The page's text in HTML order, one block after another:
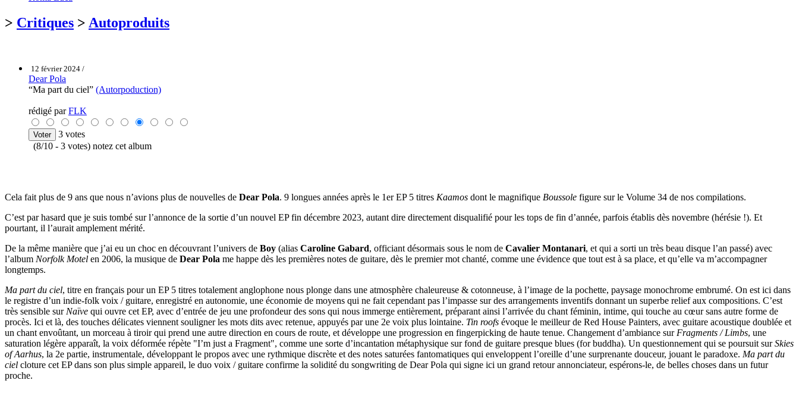
> Critiques > Autoproduits
12 février 2024 /
Dear Pola
“Ma part du ciel” (Autorpoduction)
rédigé parFLK
3 votes
(8/10 - 3 votes) notez cet album
Cela fait plus de 9 ans que nous n’avions plus de nouvelles de Dear Pola. 9 longues années après le 1er EP 5 titres Kaamos dont le magnifique Boussole figure sur le Volume 34 de nos compilations.
C’est par hasard que je suis tombé sur l’annonce de la sortie d’un nouvel EP fin décembre 2023, autant dire directement disqualifié pour les tops de fin d’année, parfois établis dès novembre (hérésie !). Et
pourtant, il l’aurait amplement mérité.
De la même manière que j’ai eu un choc en découvrant l’univers de Boy (alias Caroline Gabard, officiant désormais sous le nom de Cavalier Montanari, et qui a sorti un très beau disque l’an passé) avec
l’album Norfolk Motel en 2006, la musique de Dear Pola me happe dès les premières notes de guitare, dès le premier mot chanté, comme une évidence que tout est à sa place, et qu’elle va m’accompagner
longtemps.
Ma part du ciel, titre en français pour un EP 5 titres totalement anglophone nous plonge dans une atmosphère chaleureuse & cotonneuse, à l’image de la pochette, paysage monochrome embrumé. On est ici dans
le registre d’un indie-folk voix / guitare, enregistré en autonomie, une économie de moyens qui ne fait cependant pas l’impasse sur des arrangements inventifs donnant un superbe relief aux compositions. C’est
très sensible sur Naïve qui ouvre cet EP, avec d’entrée de jeu une profondeur des sons qui nous immerge entièrement, préparant ainsi l’arrivée du chant féminin, intime, qui touche au cœur sans autre forme de
procès. Ici et là, des touches délicates viennent souligner les mots dits avec retenue, appuyés par une 2e voix plus lointaine. Tin roofs évoque le meilleur de Red House Painters, avec guitare acoustique doublée et
un chant envoûtant, un morceau à tiroir qui prend une autre direction en cours de route, et développe une progression en fingerpicking de haute tenue. Changement d’ambiance sur Fragments / Limbs, une
saturation légère apparaît, la voix déformée répète "I’m just a Fragment", comme une sorte d’incantation métaphysique sur fond de guitare presque blues (for buddha). Un questionnement qui se poursuit surSkies
of Aarhus, la 2e partie, instrumentale, développant le propos avec une rythmique discrète et des notes saturées fantomatiques qui enveloppent l’oreille d’une surprenante douceur, jouant le paradoxe. Ma part du
ciel cloture cet EP dans son plus simple appareil, le duo voix / guitare confirme la solidité du songwriting de Dear Pola qui signe ici un grand retour annonciateur, espérons-le, de belles choses dans un futur
proche.